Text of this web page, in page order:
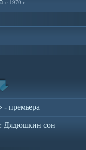
с 1970 г.
- премьера
Дядюшкин сон